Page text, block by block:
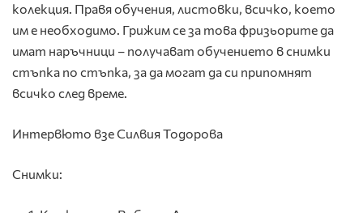
колекция. Правя обучения, листовки, всичко, което
им е необходимо. Грижим се за това фризьорите да
имат наръчници – получават обучението в снимки
стъпка по стъпка, за да могат да си припомнят
всичко след време.
Интервюто взе Силвия Тодорова
Снимки: